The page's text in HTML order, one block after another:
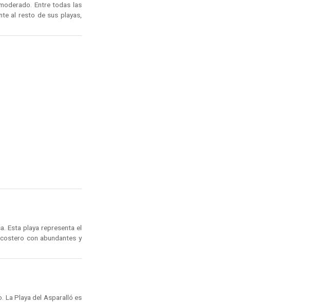
Entre todas las
al resto de sus playas,
Esta playa representa el
con abundantes y
La Playa del Asparalló es